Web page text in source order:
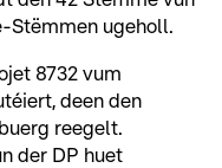
Stëmmen ugeholl.
8732 vum
deen den
reegelt.
der DP huet